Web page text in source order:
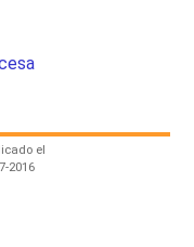
el
2016